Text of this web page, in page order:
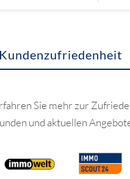
Kundenzufriedenheit
Sie mehr zur
und aktuellen